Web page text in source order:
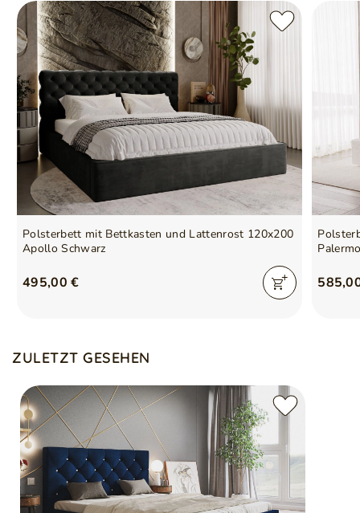
Polsterbett mit Bettkasten und Lattenrost 120x200
Apollo Schwarz
495,00 €
ZULETZT GESEHEN